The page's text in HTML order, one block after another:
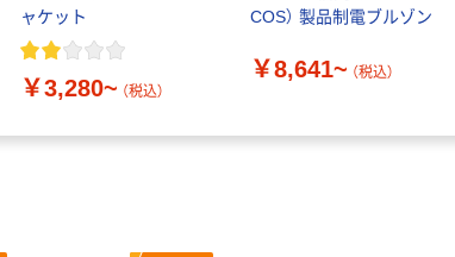
ャケット
￥3,280~ （税込）
COS） 製品制電ブルゾン
￥8,641~ （税込）